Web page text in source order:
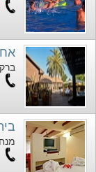
ברק